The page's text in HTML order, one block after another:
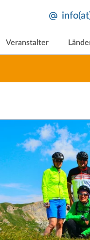
Veranstalter